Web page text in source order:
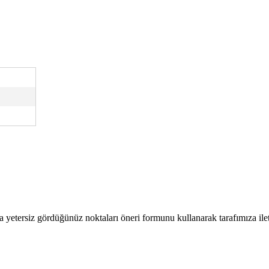
gördüğünüz noktaları öneri formunu kullanarak tarafımıza